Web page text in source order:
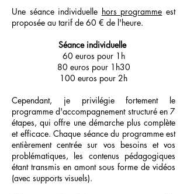
Une séance individuelle hors programme est
proposée au tarif de 60 € de l'heure.
Séance individuelle
60 euros pour 1h
80 euros pour 1h30
100 euros pour 2h
Cependant, je privilégie fortement le
programme d'accompagnement structuré en 7
étapes, qui offre une démarche plus complète
et efficace. Chaque séance du programme est
entièrement centrée sur vos besoins et vos
problématiques, les contenus pédagogiques
étant transmis en amont sous forme de vidéos
(avec supports visuels).